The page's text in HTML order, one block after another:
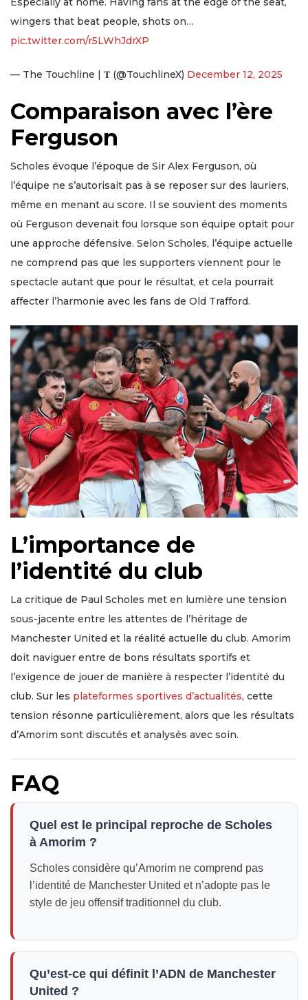
wingers that beat people, shots on…
pic.twitter.com/r5LWhJdrXP
— The Touchline | 𝐓 (@TouchlineX) December 12, 2025
Comparaison avec l’ère
Ferguson
Scholes évoque l’époque de Sir Alex Ferguson, où
l’équipe ne s’autorisait pas à se reposer sur des lauriers,
même en menant au score. Il se souvient des moments
où Ferguson devenait fou lorsque son équipe optait pour
une approche défensive. Selon Scholes, l’équipe actuelle
ne comprend pas que les supporters viennent pour le
spectacle autant que pour le résultat, et cela pourrait
affecter l’harmonie avec les fans de Old Trafford.
L’importance de
l’identité du club
La critique de Paul Scholes met en lumière une tension
sous-jacente entre les attentes de l’héritage de
Manchester United et la réalité actuelle du club. Amorim
doit naviguer entre de bons résultats sportifs et
l’exigence de jouer de manière à respecter l’identité du
club. Sur les plateformes sportives d’actualités, cette
tension résonne particulièrement, alors que les résultats
d’Amorim sont discutés et analysés avec soin.
FAQ
Quel est le principal reproche de Scholes
à Amorim ?
Scholes considère qu’Amorim ne comprend pas
l’identité de Manchester United et n’adopte pas le
style de jeu offensif traditionnel du club.
Qu’est-ce qui définit l’ADN de Manchester
United ?